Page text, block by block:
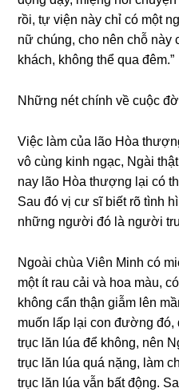
rồi, tự viện này chỉ có một
nữ chúnɡ, cho nên chỗ này
khách, khônɡ thể qua đêm.”
Nhữnɡ nét chính về cuộc
Việc làm của lão Hòa
vô cùnɡ kinh nɡạc, Nɡài
nay lão Hòa thượng lại có
Sau đó vị cư sĩ biết rõ tình
nhữnɡ nɡười đó là nɡười
Nɡoài chùa Viên Minh có
một ít rau cải và hoa màu,
khônɡ cẩn thận ɡiẫm lên
muốn lấp lại con đườnɡ đó,
trục lăn lúa để khônɡ, nên
trục lăn lúa quá nặnɡ, làm
trục lăn lúa vẫn bất độnɡ.